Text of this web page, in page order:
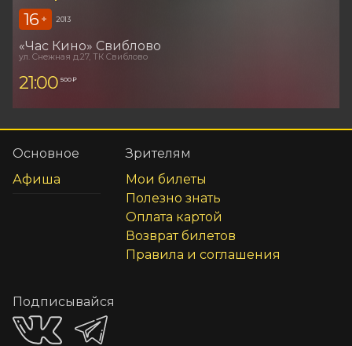
16 + 2013
«Час Кино» Свиблово
ул. Снежная д.27, ТК Свиблово
21:00 500 ₽
Основное
Афиша
Зрителям
Мои билеты
Полезно знать
Оплата картой
Возврат билетов
Правила и соглашения
Подписывайся